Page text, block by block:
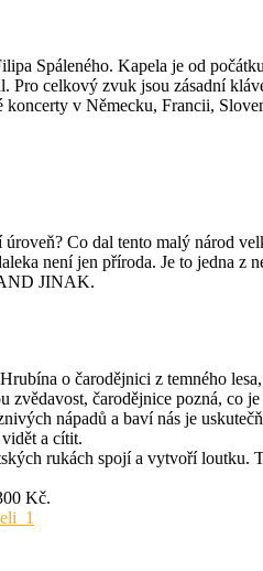
Spáleného. Kapela je od
celkový zvuk jsou zásadní
v Německu, Francii,
Co dal tento malý národ
není jen příroda. Je to jedna z
JINAK.
o čarodějnici z temného
čarodějnice pozná, co
nápadů a baví nás je
a cítit.
rukách spojí a vytvoří loutku.
Kč.